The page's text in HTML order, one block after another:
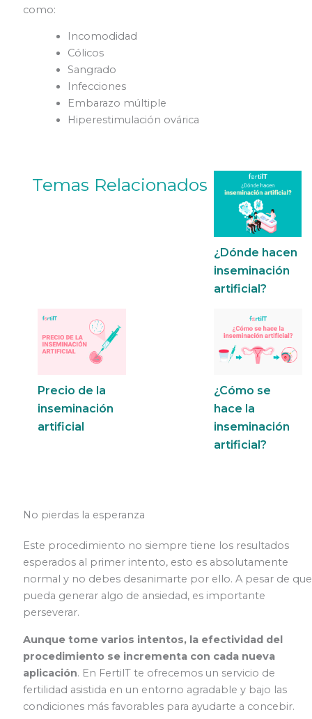
como:
Incomodidad
Cólicos
Sangrado
Infecciones
Embarazo múltiple
Hiperestimulación ovárica
Temas Relacionados
¿Dónde hacen
inseminación
artificial?
Precio de la
inseminación
artificial
¿Cómo se
hace la
inseminación
artificial?
No pierdas la esperanza
Este procedimiento no siempre tiene los resultados
esperados al primer intento, esto es absolutamente
normal y no debes desanimarte por ello. A pesar de que
pueda generar algo de ansiedad, es importante
perseverar.
Aunque tome varios intentos, la efectividad del
procedimiento se incrementa con cada nueva
aplicación. En FertilT te ofrecemos un servicio de
fertilidad asistida en un entorno agradable y bajo las
condiciones más favorables para ayudarte a concebir.